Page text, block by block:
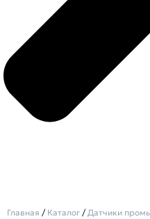
Главная / Каталог /Датчики